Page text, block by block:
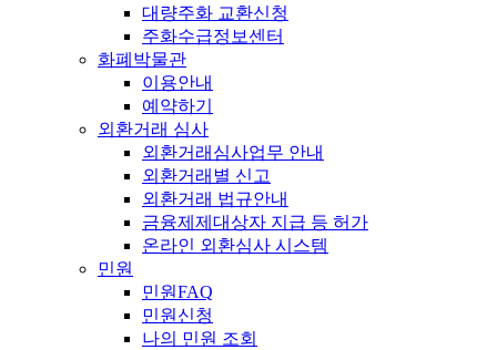
대량주화 교환신청
주화수급정보센터
화폐박물관
이용안내
예약하기
외환거래 심사
외환거래심사업무 안내
외환거래별 신고
외환거래 법규안내
금융제제대상자 지급 등 허가
온라인 외환심사 시스템
민원
민원FAQ
민원신청
나의 민원 조회